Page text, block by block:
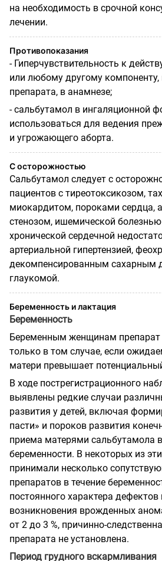
на необходимость в срочной
лечении.
Противопоказания
- Гиперчувствительность к
или любому другому
препарата, в анамнезе;
- сальбутамол в ингаляционной
использоваться для ведения
и угрожающего аборта.
С осторожностью
Сальбутамол следует с
пациентов с тиреотоксикозом,
миокардитом, пороками сердца,
стенозом, ишемической
хронической сердечной
артериальной гипертензией,
декомпенсированным сахарным
глаукомой.
Беременность и лактация
Беременность
Беременным женщинам препарат
только в том случае, если
матери превышает
В ходе пострегистрационного
выявлены редкие случаи
развития у детей, включая
пасти» и пороков развития
приема матерями сальбутамола
беременности. В некоторых из
принимали несколько
препаратов в течение
постоянного характера
возникновения врожденных
от 2 до 3 %, причинно-
препарата не установлена.
Период грудного вскармливания